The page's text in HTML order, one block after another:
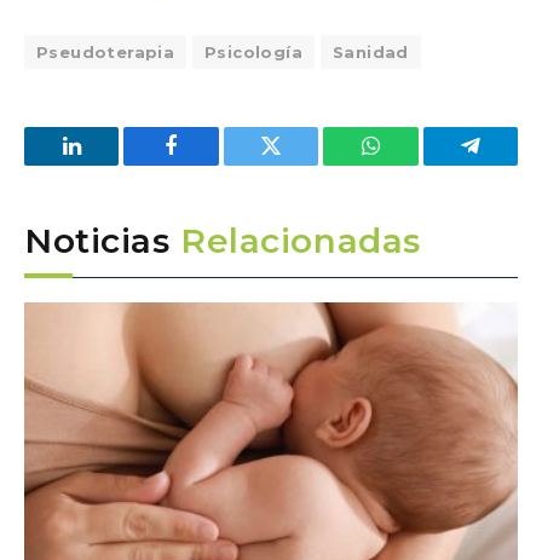
Pseudoterapia Psicología Sanidad
LinkedIn Facebook Twitter WhatsApp
Noticias Relacionadas